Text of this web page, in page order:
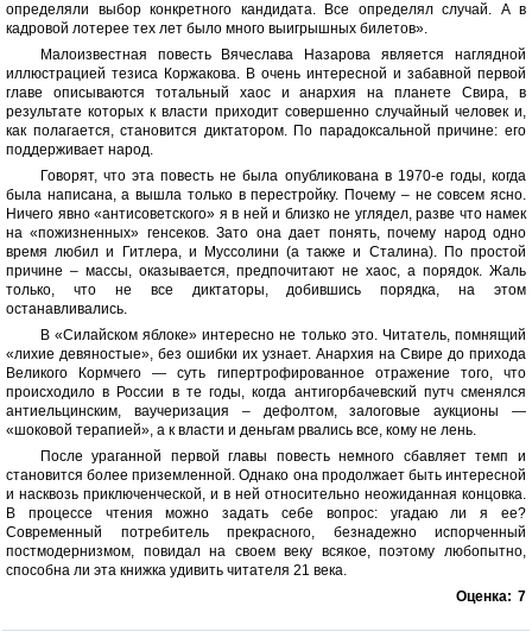
определяли выбор конкретного кандидата. Все определял случай. А в
кадровой лотерее тех лет было много выигрышных билетов».
Малоизвестная повесть Вячеслава Назарова является наглядной
иллюстрацией тезиса Коржакова. В очень интересной и забавной первой
главе описываются тотальный хаос и анархия на планете Свира, в
результате которых к власти приходит совершенно случайный человек и,
как полагается, становится диктатором. По парадоксальной причине: его
поддерживает народ.
Говорят, что эта повесть не была опубликована в 1970-е годы, когда
была написана, а вышла только в перестройку. Почему – не совсем ясно.
Ничего явно «антисоветского» я в ней и близко не углядел, разве что намек
на «пожизненных» генсеков. Зато она дает понять, почему народ одно
время любил и Гитлера, и Муссолини (а также и Сталина). По простой
причине – массы, оказывается, предпочитают не хаос, а порядок. Жаль
только, что не все диктаторы, добившись порядка, на этом
останавливались.
В «Силайском яблоке» интересно не только это. Читатель, помнящий
«лихие девяностые», без ошибки их узнает. Анархия на Свире до прихода
Великого Кормчего — суть гипертрофированное отражение того, что
происходило в России в те годы, когда антигорбачевский путч сменялся
антиельцинским, ваучеризация – дефолтом, залоговые аукционы —
«шоковой терапией», а к власти и деньгам рвались все, кому не лень.
После ураганной первой главы повесть немного сбавляет темп и
становится более приземленной. Однако она продолжает быть интересной
и насквозь приключенческой, и в ней относительно неожиданная концовка.
В процессе чтения можно задать себе вопрос: угадаю ли я ее?
Современный потребитель прекрасного, безнадежно испорченный
постмодернизмом, повидал на своем веку всякое, поэтому любопытно,
способна ли эта книжка удивить читателя 21 века.
Оценка: 7